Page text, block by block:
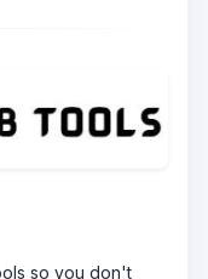
so you don't